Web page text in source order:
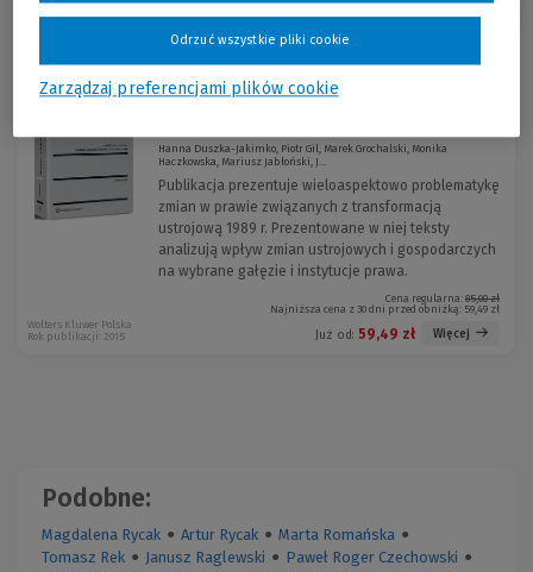
Sortuj:
25 lat doświadczeń ustrojowo-
Hanna Duszka-Jakimko, Piotr Gil, Marek Grochalski, Monika
Haczkowska, Mariusz Jabłoński, J...
Publikacja prezentuje wieloaspektowo problematykę
zmian w prawie związanych z transformacją
ustrojową 1989 r. Prezentowane w niej teksty
analizują wpływ zmian ustrojowych i gospodarczych
na wybrane gałęzie i instytucje prawa.
Cena regularna: 85,00 zł
Najniższa cena z 30 dni przed obniżką: 59,49 zł
Już od: 59,49 zł Więcej
Wolters Kluwer Polska
Rok publikacji: 2015
Podobne:
Magdalena Rycak ● Artur Rycak ● Marta Romańska ●
Tomasz Rek ● Janusz Raglewski ● Paweł Roger Czechowski ●
Zarządzaj preferencjami plików cookie
Odrzuć wszystkie pliki cookie